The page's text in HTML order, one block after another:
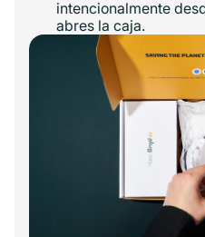
intencionalmente
abres la caja.